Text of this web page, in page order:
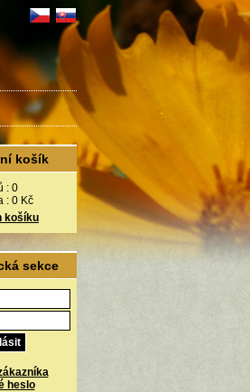
košík
: 0
: 0 Kč
košíku
sekce
heslo